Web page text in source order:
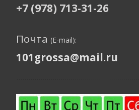
+7 (978) 713-31-26
Почта (E-mail):
101grossa@mail.ru